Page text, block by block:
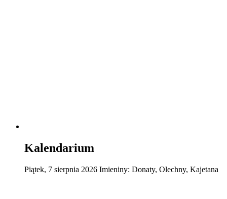
Kalendarium
Piątek, 7 sierpnia 2026 Imieniny: Donaty, Olechny, Kajetana